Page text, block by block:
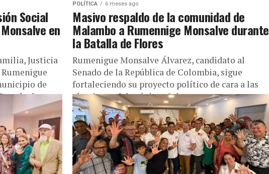
Social
en
Justicia
de
de...
POLÍTICA 6 meses ago
Masivo respaldo de la comunidad de
Malambo a Rumennige Monsalve durante
la Batalla de Flores
Rumenigue Monsalve Álvarez, candidato al
Senado de la República de Colombia, sigue
fortaleciendo su proyecto político de cara a las
elecciones del próximo 8 de marzo...